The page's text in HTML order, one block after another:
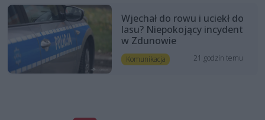
Wjechał do rowu i uciekł do
lasu? Niepokojący incydent
w Zdunowie
Komunikacja 21 godzin temu